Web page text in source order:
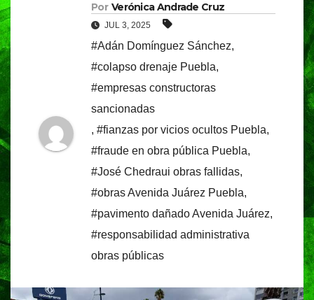
Por Verónica Andrade Cruz
JUL 3, 2025
#Adán Domínguez Sánchez,
#colapso drenaje Puebla,
#empresas constructoras
sancionadas
, #fianzas por vicios ocultos Puebla,
#fraude en obra pública Puebla,
#José Chedraui obras fallidas,
#obras Avenida Juárez Puebla,
#pavimento dañado Avenida Juárez,
#responsabilidad administrativa
obras públicas